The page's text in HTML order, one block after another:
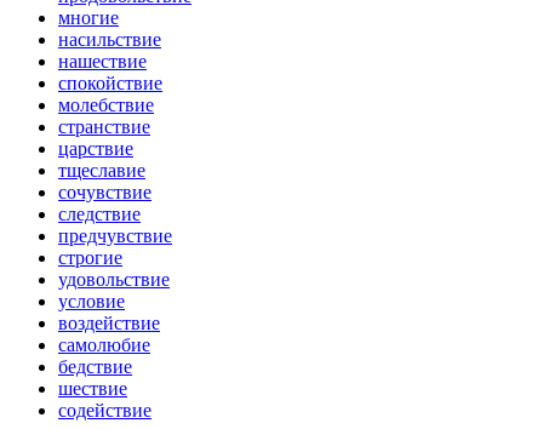
многие
насильствие
нашествие
спокойствие
молебствие
странствие
царствие
тщеславие
сочувствие
следствие
предчувствие
строгие
удовольствие
условие
воздействие
самолюбие
бедствие
шествие
содействие